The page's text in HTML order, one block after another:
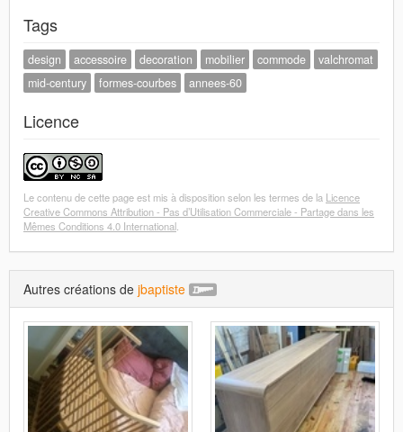
Tags
design accessoire decoration mobilier commode
valchromat
mid-century
formes-courbes annees-60
Licence
Le contenu de cette page est mis à disposition selon les termes de la Licence
Creative Commons Attribution - Pas d’Utilisation Commerciale - Partage dans les
Mêmes Conditions 4.0 International
Autres créations de jbaptiste